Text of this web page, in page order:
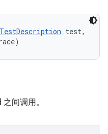
TestDescription test,
间调用。